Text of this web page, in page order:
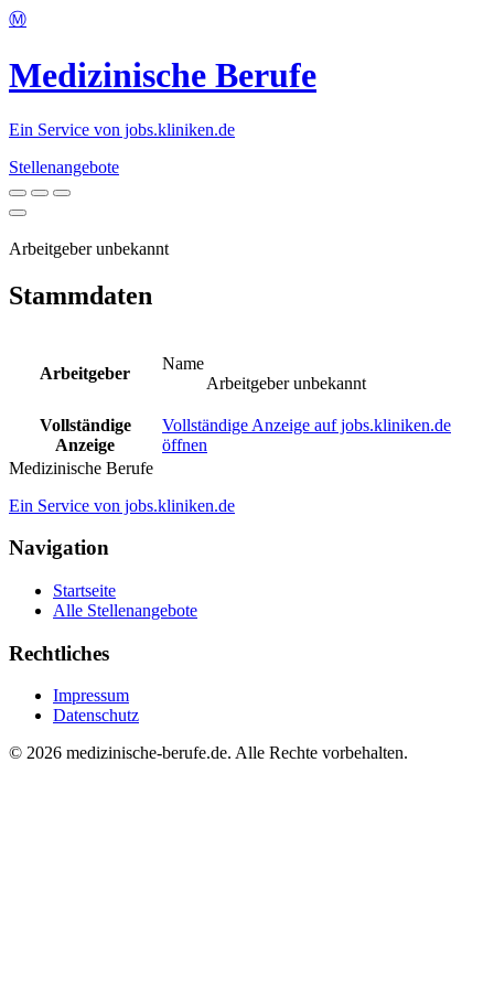
Ⓜ️
Medizinische Berufe
Ein Service von jobs.kliniken.de
Stellenangebote
Arbeitgeber unbekannt
Stammdaten
Arbeitgeber
Name
Arbeitgeber unbekannt
Vollständige
Anzeige
Vollständige Anzeige auf jobs.kliniken.de
öffnen
Medizinische Berufe
Ein Service von jobs.kliniken.de
Navigation
Startseite
Alle Stellenangebote
Rechtliches
Impressum
Datenschutz
© 2026 medizinische-berufe.de. Alle Rechte vorbehalten.